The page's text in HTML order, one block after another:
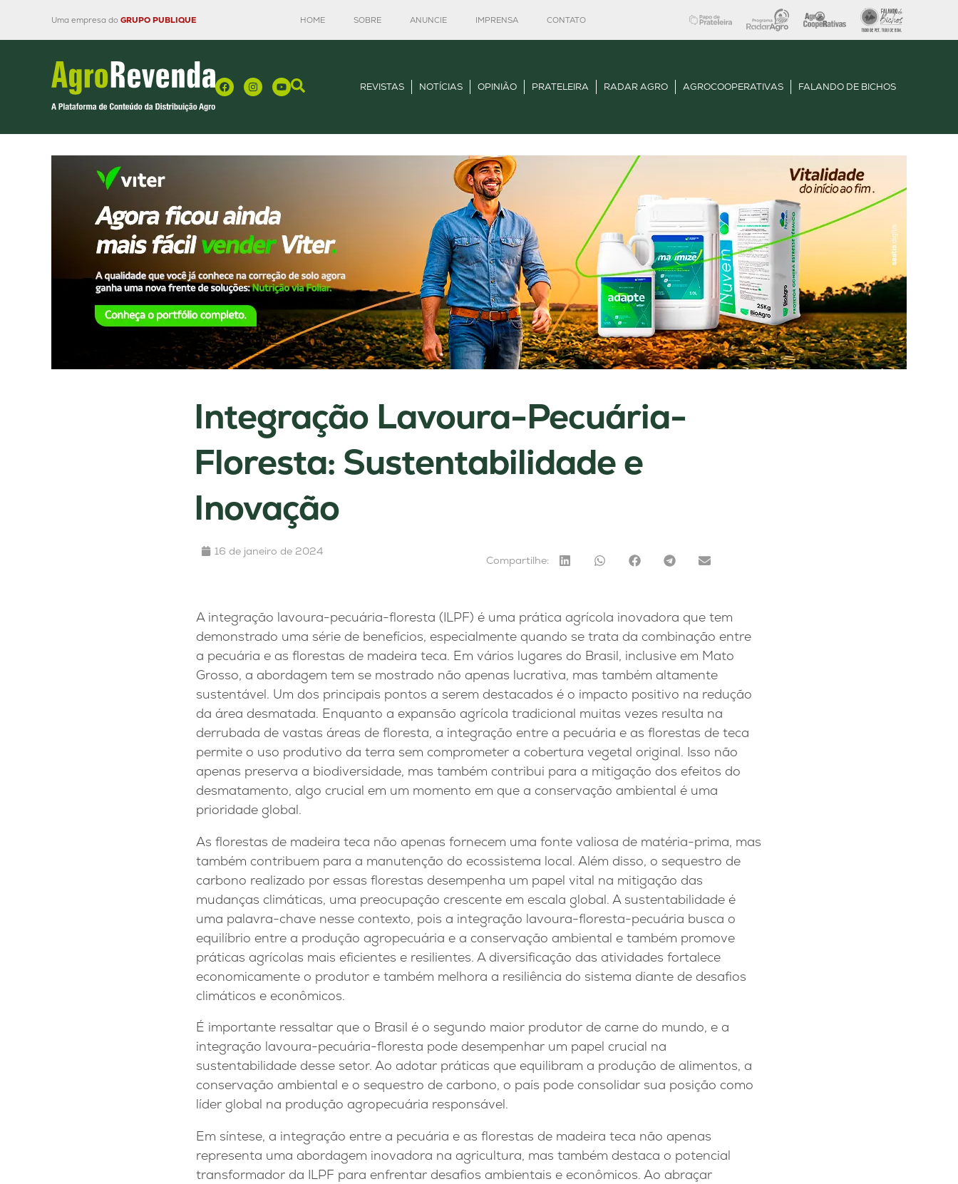
Uma empresa do GRUPO PUBLIQUE HOME SOBRE ANUNCIE IMPRENSA CONTATO
REVISTAS NOTÍCIAS OPINIÃO PRATELEIRA RADAR AGRO AGROCOOPERATIVAS FALANDO DE BICHOS
Integração Lavoura-Pecuária-
Floresta: Sustentabilidade e
Inovação
16 de janeiro de 2024
Compartilhe:
A integração lavoura-pecuária-floresta (ILPF) é uma prática agrícola inovadora que tem
demonstrado uma série de benefícios, especialmente quando se trata da combinação entre
a pecuária e as florestas de madeira teca. Em vários lugares do Brasil, inclusive em Mato
Grosso, a abordagem tem se mostrado não apenas lucrativa, mas também altamente
sustentável. Um dos principais pontos a serem destacados é o impacto positivo na redução
da área desmatada. Enquanto a expansão agrícola tradicional muitas vezes resulta na
derrubada de vastas áreas de floresta, a integração entre a pecuária e as florestas de teca
permite o uso produtivo da terra sem comprometer a cobertura vegetal original. Isso não
apenas preserva a biodiversidade, mas também contribui para a mitigação dos efeitos do
desmatamento, algo crucial em um momento em que a conservação ambiental é uma
prioridade global.
As florestas de madeira teca não apenas fornecem uma fonte valiosa de matéria-prima, mas
também contribuem para a manutenção do ecossistema local. Além disso, o sequestro de
carbono realizado por essas florestas desempenha um papel vital na mitigação das
mudanças climáticas, uma preocupação crescente em escala global. A sustentabilidade é
uma palavra-chave nesse contexto, pois a integração lavoura-floresta-pecuária busca o
equilíbrio entre a produção agropecuária e a conservação ambiental e também promove
práticas agrícolas mais eficientes e resilientes. A diversificação das atividades fortalece
economicamente o produtor e também melhora a resiliência do sistema diante de desafios
climáticos e econômicos.
É importante ressaltar que o Brasil é o segundo maior produtor de carne do mundo, e a
integração lavoura-pecuária-floresta pode desempenhar um papel crucial na
sustentabilidade desse setor. Ao adotar práticas que equilibram a produção de alimentos, a
conservação ambiental e o sequestro de carbono, o país pode consolidar sua posição como
líder global na produção agropecuária responsável.
Em síntese, a integração entre a pecuária e as florestas de madeira teca não apenas
representa uma abordagem inovadora na agricultura, mas também destaca o potencial
transformador da ILPF para enfrentar desafios ambientais e econômicos. Ao abraçar